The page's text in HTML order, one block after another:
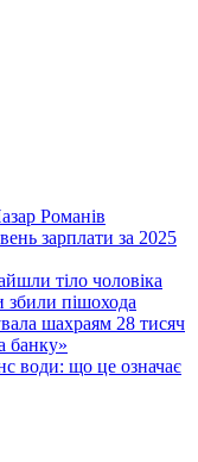
Романів
зарплати за 2025
тіло чоловіка
збили пішохода
шахраям 28 тисяч
банку»
води: що це означає